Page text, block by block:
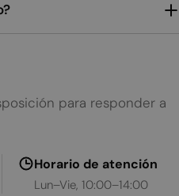
para responder a
Horario de atención
Lun–Vie, 10:00–14:00